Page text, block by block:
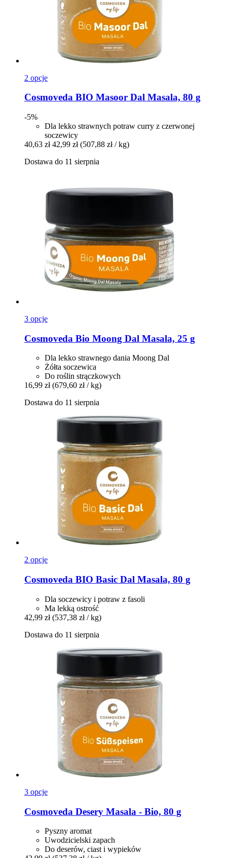
2 opcje
Cosmoveda BIO Masoor Dal Masala, 80 g
-5%
Dla lekko strawnych potraw curry z czerwonej
soczewicy
40,63 zł 42,99 zł (507,88 zł / kg)
Dostawa do 11 sierpnia
3 opcje
Cosmoveda Bio Moong Dal Masala, 25 g
Dla lekko strawnego dania Moong Dal
Żółta soczewica
Do roślin strączkowych
16,99 zł (679,60 zł / kg)
Dostawa do 11 sierpnia
2 opcje
Cosmoveda BIO Basic Dal Masala, 80 g
Dla soczewicy i potraw z fasoli
Ma lekką ostrość
42,99 zł (537,38 zł / kg)
Dostawa do 11 sierpnia
3 opcje
Cosmoveda Desery Masala -​ Bio, 80 g
Pyszny aromat
Uwodzicielski zapach
Do deserów, ciast i wypieków